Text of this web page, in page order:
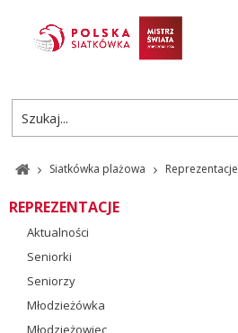
AKTUALNOŚCI
ROZGRYWKI
PL
EN
Siatkówka plażowa Reprezentacje
REPREZENTACJE
Aktualności
Seniorki
Seniorzy
Młodzieżówka
Młodzieżowiec